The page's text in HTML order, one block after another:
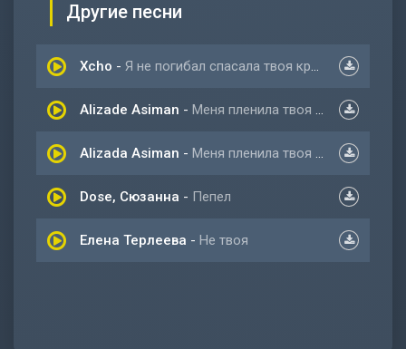
Другие песни
Xcho - Я не погибал спасала твоя красота (slowed)
Alizade Asiman - Меня пленила твоя красота
Alizada Asiman - Меня пленила твоя красота
Dose, Сюзанна - Пепел
Елена Терлеева - Не твоя